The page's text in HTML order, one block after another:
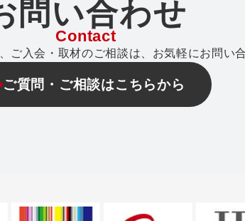
問い合わせ
Contact
ご入会・取材のご相談は、お気軽にお問い
ご質問・ご相談はこちらから